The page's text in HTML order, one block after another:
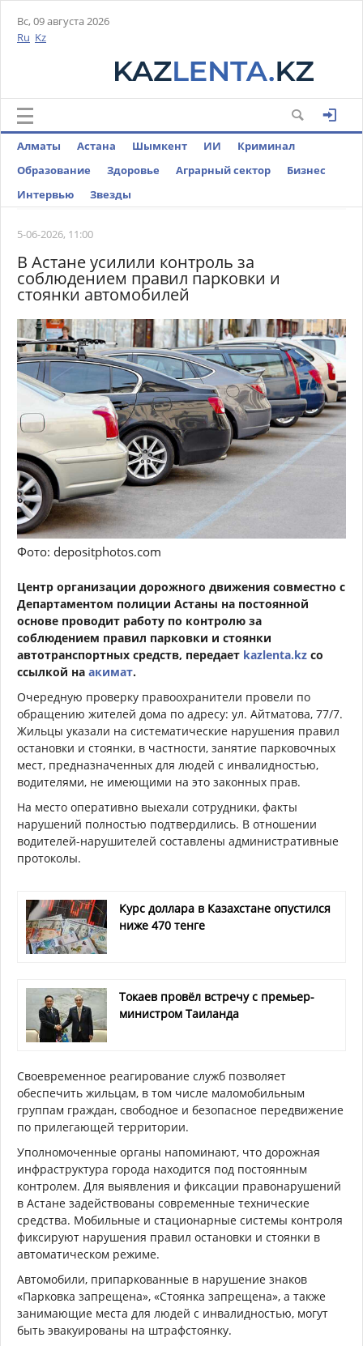
Вс, 09 августа 2026
Ru Kz
Алматы Астана Шымкент ИИ
Криминал
Образование
Здоровье Аграрный сектор
Бизнес
Интервью
Звезды
5-06-2026, 11:00
В Астане усилили контроль за
соблюдением правил парковки и
стоянки автомобилей
Фото: depositphotos.com
Центр организации дорожного движения совместно с
Департаментом полиции Астаны на постоянной
основе проводит работу по контролю за
соблюдением правил парковки и стоянки
автотранспортных средств, передает kazlenta.kz со
ссылкой на акимат.
Очередную проверку правоохранители провели по
обращению жителей дома по адресу: ул. Айтматова, 77/7.
Жильцы указали на систематические нарушения правил
остановки и стоянки, в частности, занятие парковочных
мест, предназначенных для людей с инвалидностью,
водителями, не имеющими на это законных прав.
На место оперативно выехали сотрудники, факты
нарушений полностью подтвердились. В отношении
водителей-нарушителей составлены административные
протоколы.
Курс доллара в Казахстане опустился
ниже 470 тенге
Токаев провёл встречу с премьер-
министром Таиланда
Своевременное реагирование служб позволяет
обеспечить жильцам, в том числе маломобильным
группам граждан, свободное и безопасное передвижение
по прилегающей территории.
Уполномоченные органы напоминают, что дорожная
инфраструктура города находится под постоянным
контролем. Для выявления и фиксации правонарушений
в Астане задействованы современные технические
средства. Мобильные и стационарные системы контроля
фиксируют нарушения правил остановки и стоянки в
автоматическом режиме.
Автомобили, припаркованные в нарушение знаков
«Парковка запрещена», «Стоянка запрещена», а также
занимающие места для людей с инвалидностью, могут
быть эвакуированы на штрафстоянку.